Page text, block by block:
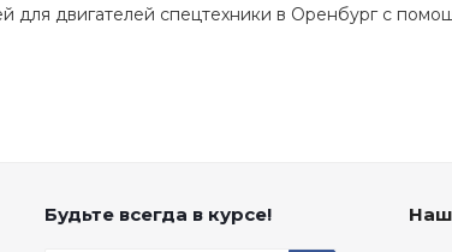
для двигателей спецтехники в Оренбург с
Будьте всегда в курсе!